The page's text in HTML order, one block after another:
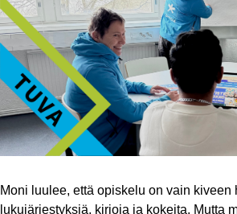
Moni luulee, että opiskelu on vain kiveen
lukujärjestyksiä, kirjoja ja kokeita. Mutta